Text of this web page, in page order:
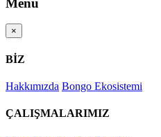
Menü
×
BİZ
Hakkımızda Bongo Ekosistemi
ÇALIŞMALARIMIZ